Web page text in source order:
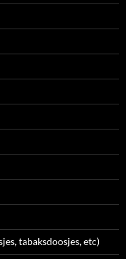
tabaksdoosjes, etc)